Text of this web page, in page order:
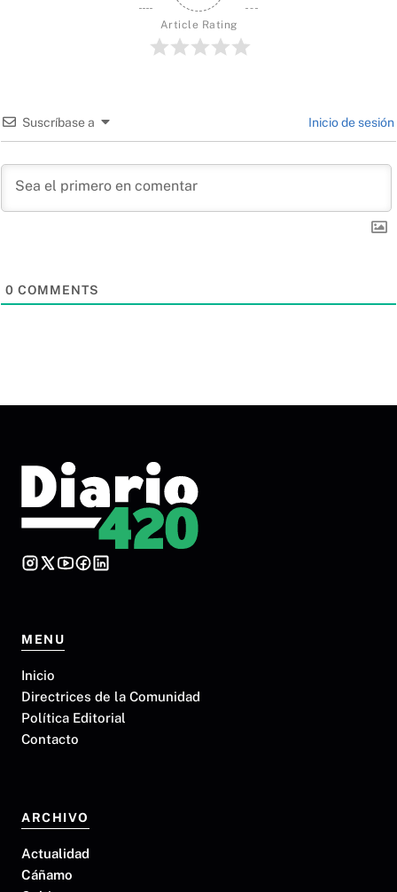
Article Rating
Suscríbase a Inicio de sesión
0 COMMENTS
MENU
Inicio
Directrices de la Comunidad
Política Editorial
Contacto
ARCHIVO
Actualidad
Cáñamo